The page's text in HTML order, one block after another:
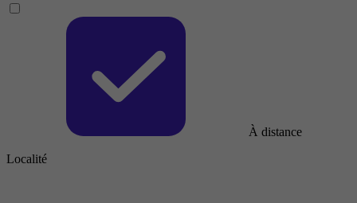
À distance
Localité